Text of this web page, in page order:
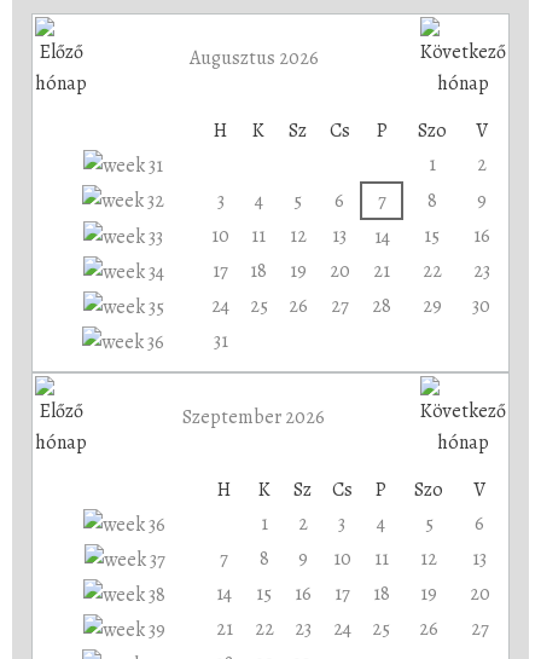
Augusztus 2026
H K Sz Cs P Szo
V
1
2
3
4 5 6 7 8
9
10
11 12 13 14 15
16
17
18 19 20 21 22
23
24
25 26 27 28 29
30
31
Szeptember 2026
H K Sz Cs P Szo
V
1
2 3 4 5
6
7
8 9 10 11 12
13
14
15 16 17 18 19
20
21
22 23 24 25 26
27